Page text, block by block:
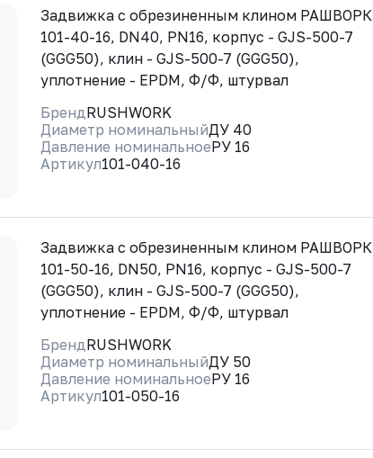
Задвижка с обрезиненным клином РАШВОРК
101-40-16, DN40, PN16, корпус - GJS-500-7
(GGG50), клин - GJS-500-7 (GGG50),
уплотнение - EPDM, Ф/Ф, штурвал
БрендRUSHWORK
Диаметр номинальныйДУ 40
Давление номинальноеРУ 16
Артикул101-040-16
Задвижка с обрезиненным клином РАШВОРК
101-50-16, DN50, PN16, корпус - GJS-500-7
(GGG50), клин - GJS-500-7 (GGG50),
уплотнение - EPDM, Ф/Ф, штурвал
БрендRUSHWORK
Диаметр номинальныйДУ 50
Давление номинальноеРУ 16
Артикул101-050-16